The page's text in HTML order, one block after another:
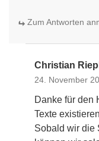
Zum Antworten
Christian Riepl
24. November
Danke für den
Texte
Sobald wir die